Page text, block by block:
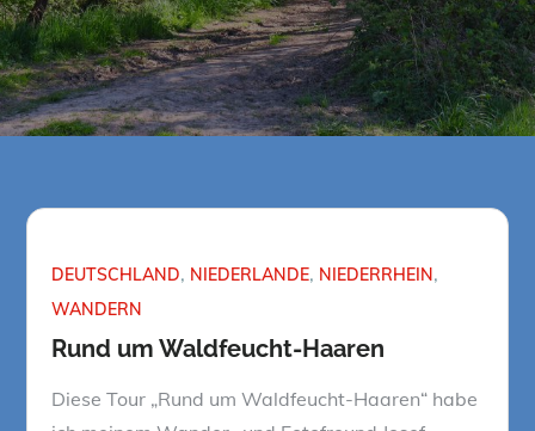
DEUTSCHLAND NIEDERLANDE NIEDERRHEIN
WANDERN
Rund um Waldfeucht-Haaren
Diese Tour „Rund um Waldfeucht-Haaren“ habe